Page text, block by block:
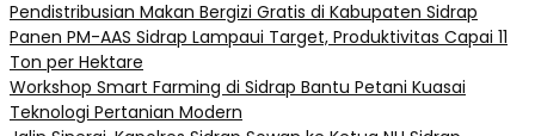
Pendistribusian Makan Bergizi Gratis di Kabupaten Sidrap
Panen PM-AAS Sidrap Lampaui Target, Produktivitas Capai 11
Ton per Hektare
Workshop Smart Farming di Sidrap Bantu Petani Kuasai
Teknologi Pertanian Modern